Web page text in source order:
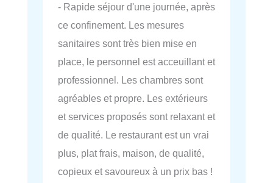
- Rapide séjour d'une journée, après
ce confinement. Les mesures
sanitaires sont très bien mise en
place, le personnel est acceuillant et
professionnel. Les chambres sont
agréables et propre. Les extérieurs
et services proposés sont relaxant et
de qualité. Le restaurant est un vrai
plus, plat frais, maison, de qualité,
copieux et savoureux à un prix bas !